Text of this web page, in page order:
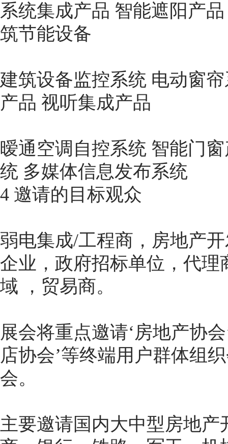
系统集成产品 智能遮阳产
筑节能设备
建筑设备监控系统 电动窗
产品 视听集成产品
暧通空调自控系统 智能门
统 多媒体信息发布系统
4 邀请的目标观众
弱电集成/工程商，房地产
企业，政府招标单位，代
域 ，贸易商。
展会将重点邀请‘房地产协会
店协会’等终端用户群体组
会。
主要邀请国内大中型房地